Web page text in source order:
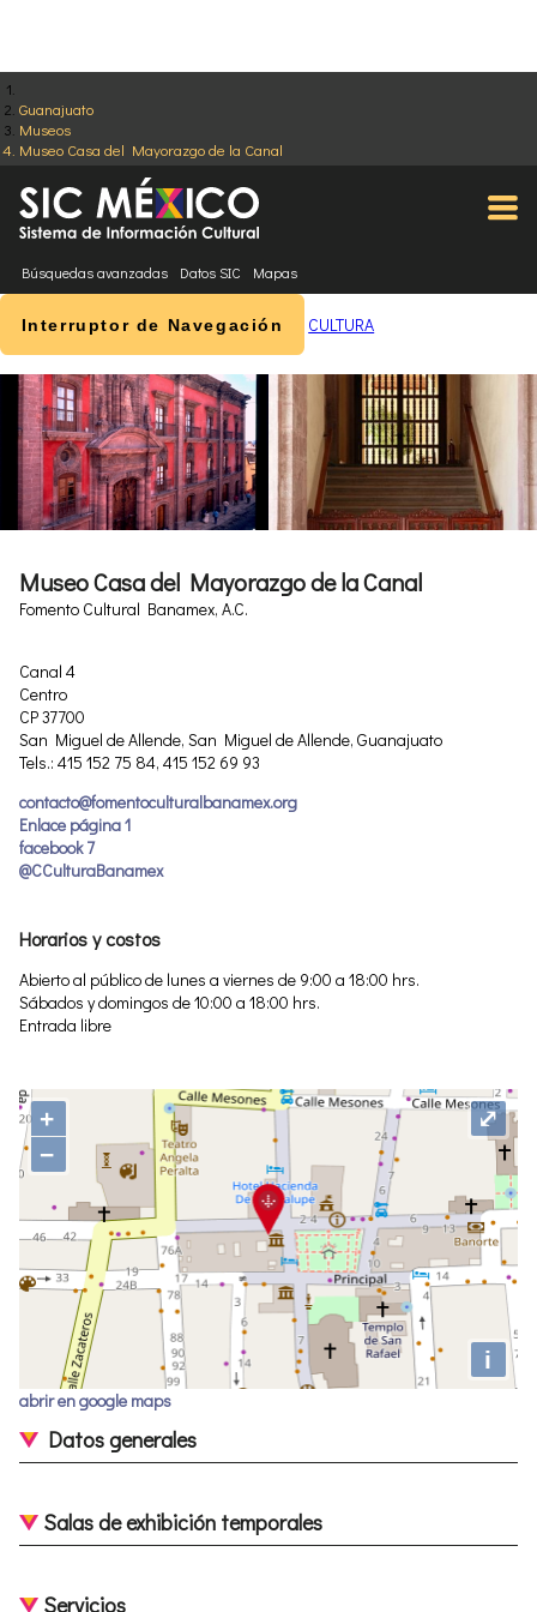
Guanajuato
Museos
Museo Casa del Mayorazgo de la Canal
Búsquedas avanzadas Datos SIC Mapas
Interruptor de Navegación CULTURA
Museo Casa del Mayorazgo de la Canal
Fomento Cultural Banamex, A.C.
Canal 4
Centro
CP 37700
San Miguel de Allende, San Miguel de Allende, Guanajuato
Tels.: 415 152 75 84, 415 152 69 93
contacto@fomentoculturalbanamex.org
Enlace página 1
facebook 7
@CCulturaBanamex
Horarios y costos
Abierto al público de lunes a viernes de 9:00 a 18:00 hrs.
Sábados y domingos de 10:00 a 18:00 hrs.
Entrada libre
+
−
i
⤢
abrir en google maps
Datos generales
Salas de exhibición temporales
Servicios